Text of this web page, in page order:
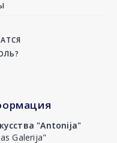
"Antonija"
Galerija"